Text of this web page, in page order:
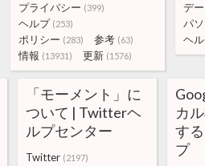
プライバシー (399)
ヘルプ (253)
ポリシー (283) 参考 (63)
情報 (13931) 更新 (1576)
デ
パ
ヘ
「モーメント」に
ついて | Twitterヘ
ルプセンター
Twitter (2197)
カ
す
プ